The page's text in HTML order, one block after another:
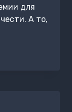
для
А то,